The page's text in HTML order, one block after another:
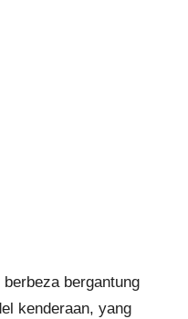
bergantung
kenderaan, yang